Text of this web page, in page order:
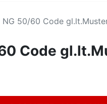
NG 50/60 Code
Code